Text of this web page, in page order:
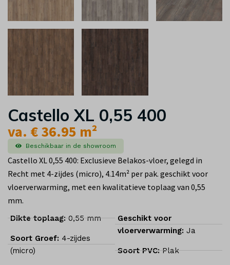
Castello XL 0,55 400
va. € 36.95 m²
Beschikbaar in de showroom
Castello XL 0,55 400: Exclusieve Belakos-vloer, gelegd in
Recht met 4-zijdes (micro), 4.14m² per pak. geschikt voor
vloerverwarming, met een kwalitatieve toplaag van 0,55
mm.
Dikte toplaag:0,55 mm
Soort Groef: 4-zijdes
(micro)
Geschikt voor
vloerverwarming: Ja
Soort PVC:Plak